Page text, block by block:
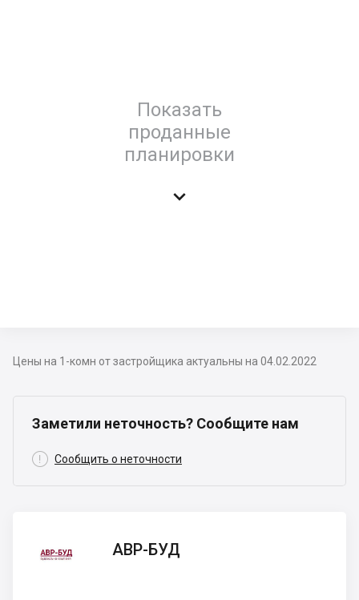
Показать
проданные
планировки

Цены на 1-комн от застройщика актуальны на 04.02.2022
Заметили неточность? Сообщите нам
 Сообщить о неточности
БУД
АВР-БУД